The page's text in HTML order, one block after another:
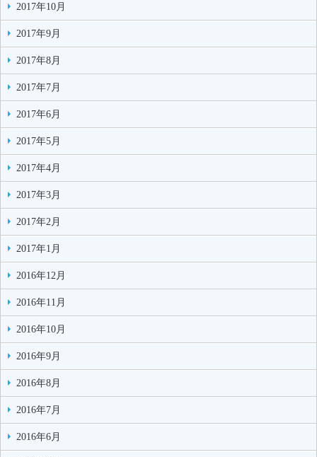
2017年10月
2017年9月
2017年8月
2017年7月
2017年6月
2017年5月
2017年4月
2017年3月
2017年2月
2017年1月
2016年12月
2016年11月
2016年10月
2016年9月
2016年8月
2016年7月
2016年6月